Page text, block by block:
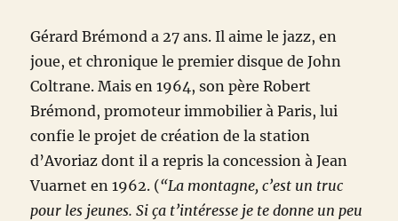
Gérard Brémond a 27 ans. Il aime le jazz, en
joue, et chronique le premier disque de John
Coltrane. Mais en 1964, son père Robert
Brémond, promoteur immobilier à Paris, lui
confie le projet de création de la station
d’Avoriaz dont il a repris la concession à Jean
Vuarnet en 1962. (“La montagne, c’est un truc
pour les jeunes. Si ça t’intéresse je te donne un peu